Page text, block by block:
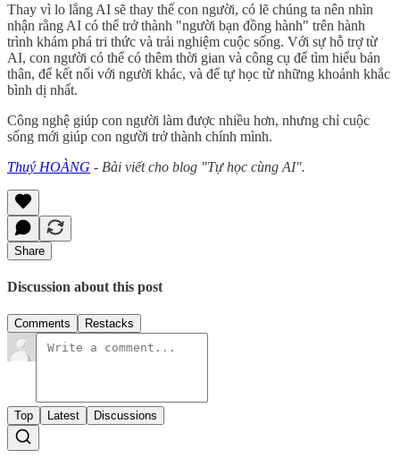
Thay vì lo lắng AI sẽ thay thế con người, có lẽ chúng ta nên nhìn
nhận rằng AI có thể trở thành "người bạn đồng hành" trên hành
trình khám phá tri thức và trải nghiệm cuộc sống. Với sự hỗ trợ từ
AI, con người có thể có thêm thời gian và công cụ để tìm hiểu bản
thân, để kết nối với người khác, và để tự học từ những khoảnh khắc
bình dị nhất.
Công nghệ giúp con người làm được nhiều hơn, nhưng chỉ cuộc
sống mới giúp con người trở thành chính mình.
Thuý HOÀNG - Bài viết cho blog "Tự học cùng AI".
Share
Discussion about this post
Comments Restacks
Top Latest Discussions